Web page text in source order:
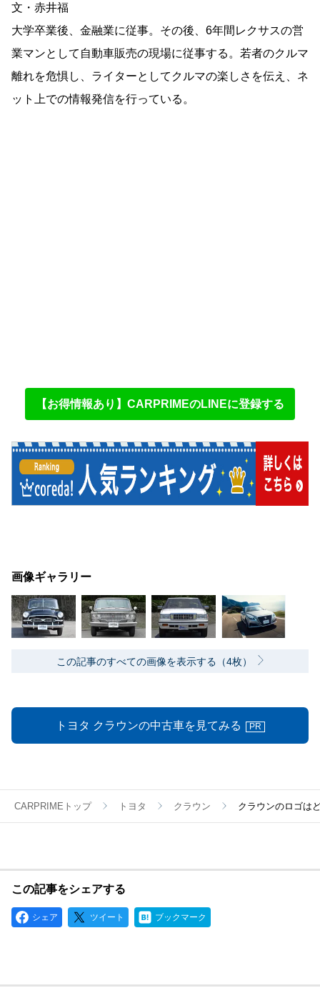
文・赤井福
大学卒業後、金融業に従事。その後、6年間レクサスの営
業マンとして自動車販売の現場に従事する。若者のクルマ
離れを危惧し、ライターとしてクルマの楽しさを伝え、ネ
ット上での情報発信を行っている。
【お得情報あり】CARPRIMEのLINEに登録する
画像ギャラリー
この記事のすべての画像を表示する（4枚）
トヨタ クラウンの中古車を見てみる PR
CARPRIMEトップ トヨタ クラウン クラウンのロゴは
この記事をシェアする
シェア ツイート ブックマーク